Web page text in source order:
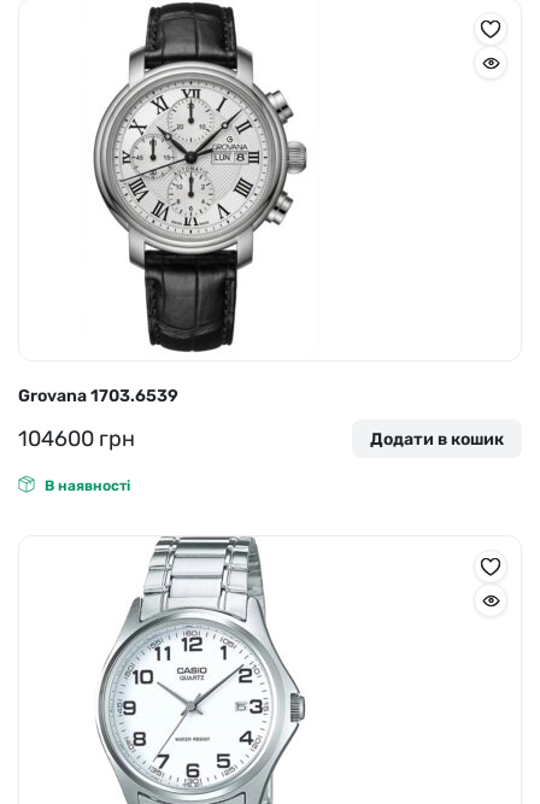
Grovana 1703.6539
104600 грн Додати в кошик
В наявності